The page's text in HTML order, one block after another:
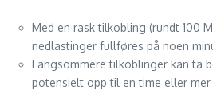
Med en rask tilkobling (rundt 100
nedlastinger fullføres på noen
Langsommere tilkoblinger kan ta
potensielt opp til en time eller